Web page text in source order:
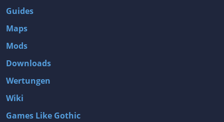
Guides
Maps
Mods
Downloads
Wertungen
Wiki
Games Like Gothic